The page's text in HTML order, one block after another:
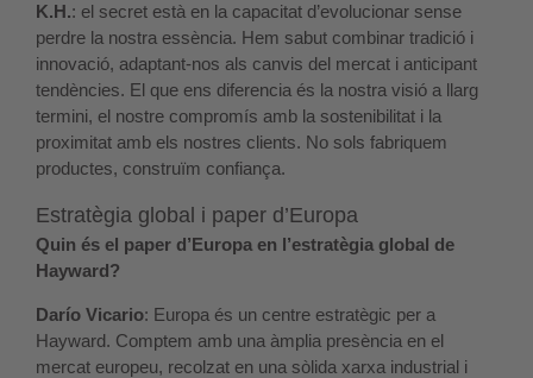
K.H.: el secret està en la capacitat d’evolucionar sense
perdre la nostra essència. Hem sabut combinar tradició i
innovació, adaptant-nos als canvis del mercat i anticipant
tendències. El que ens diferencia és la nostra visió a llarg
termini, el nostre compromís amb la sostenibilitat i la
proximitat amb els nostres clients. No sols fabriquem
productes, construïm confiança.
Estratègia global i paper d’Europa
Quin és el paper d’Europa en l’estratègia global de
Hayward?
Darío Vicario: Europa és un centre estratègic per a
Hayward. Comptem amb una àmplia presència en el
mercat europeu, recolzat en una sòlida xarxa industrial i